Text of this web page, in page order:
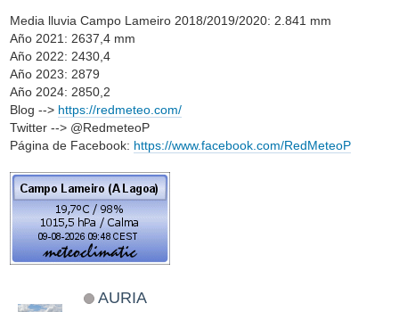
Media lluvia Campo Lameiro 2018/2019/2020: 2.841 mm
Año 2021: 2637,4 mm
Año 2022: 2430,4
Año 2023: 2879
Año 2024: 2850,2
Blog --> https://redmeteo.com/
Twitter --> @RedmeteoP
Página de Facebook: https://www.facebook.com/RedMeteoP
AURIA